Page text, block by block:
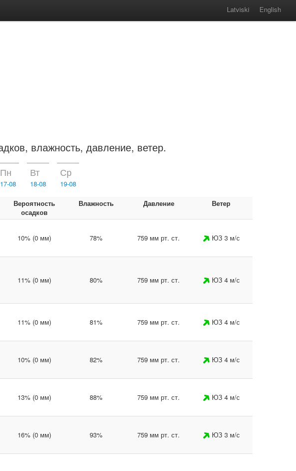
Latviski English
влажность, давление, ветер.
Пн
17-08
Вт
18-08
Ср
19-08
Вероятность
осадков
Влажность Давление Ветер
10% (0 мм) 78% 759 мм рт. ст. ЮЗ 3 м/с
11% (0 мм) 80% 759 мм рт. ст. ЮЗ 4 м/с
11% (0 мм) 81% 759 мм рт. ст. ЮЗ 4 м/с
10% (0 мм) 82% 759 мм рт. ст. ЮЗ 4 м/с
13% (0 мм) 88% 759 мм рт. ст. ЮЗ 4 м/с
16% (0 мм) 93% 759 мм рт. ст. ЮЗ 3 м/с